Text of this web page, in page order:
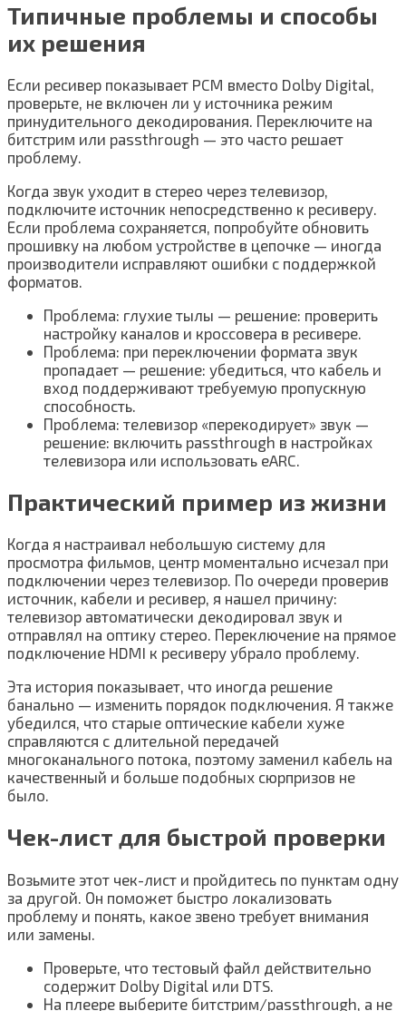
Типичные проблемы и способы
их решения
Если ресивер показывает PCM вместо Dolby Digital,
проверьте, не включен ли у источника режим
принудительного декодирования. Переключите на
битстрим или passthrough — это часто решает
проблему.
Когда звук уходит в стерео через телевизор,
подключите источник непосредственно к ресиверу.
Если проблема сохраняется, попробуйте обновить
прошивку на любом устройстве в цепочке — иногда
производители исправляют ошибки с поддержкой
форматов.
Проблема: глухие тылы — решение: проверить
настройку каналов и кроссовера в ресивере.
Проблема: при переключении формата звук
пропадает — решение: убедиться, что кабель и
вход поддерживают требуемую пропускную
способность.
Проблема: телевизор «перекодирует» звук —
решение: включить passthrough в настройках
телевизора или использовать eARC.
Практический пример из жизни
Когда я настраивал небольшую систему для
просмотра фильмов, центр моментально исчезал при
подключении через телевизор. По очереди проверив
источник, кабели и ресивер, я нашел причину:
телевизор автоматически декодировал звук и
отправлял на оптику стерео. Переключение на прямое
подключение HDMI к ресиверу убрало проблему.
Эта история показывает, что иногда решение
банально — изменить порядок подключения. Я также
убедился, что старые оптические кабели хуже
справляются с длительной передачей
многоканального потока, поэтому заменил кабель на
качественный и больше подобных сюрпризов не
было.
Чек-лист для быстрой проверки
Возьмите этот чек-лист и пройдитесь по пунктам одну
за другой. Он поможет быстро локализовать
проблему и понять, какое звено требует внимания
или замены.
Проверьте, что тестовый файл действительно
содержит Dolby Digital или DTS.
На плеере выберите битстрим/passthrough, а не